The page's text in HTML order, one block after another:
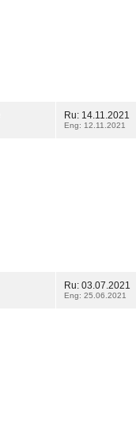
Ru: 14.11.2021
Eng: 12.11.2021
Ru: 03.07.2021
Eng: 25.06.2021